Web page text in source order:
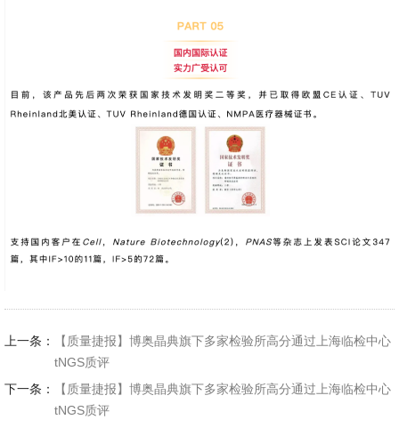
上一条：
【质量捷报】博奥晶典旗下多家检验所高分通过上海临检中心
tNGS质评
下一条：
【质量捷报】博奥晶典旗下多家检验所高分通过上海临检中心
tNGS质评